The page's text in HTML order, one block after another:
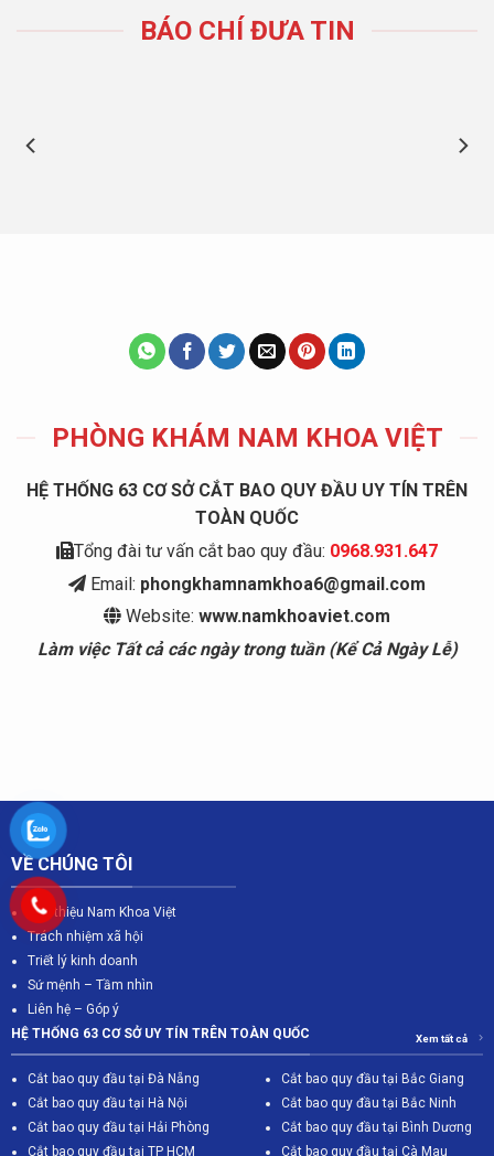
BÁO CHÍ ĐƯA TIN
PHÒNG KHÁM NAM KHOA VIỆT
HỆ THỐNG 63 CƠ SỞ CẮT BAO QUY ĐẦU UY TÍN TRÊN
TOÀN QUỐC
Tổng đài tư vấn cắt bao quy đầu: 0968.931.647
Email: phongkhamnamkhoa6@gmail.com
Website: www.namkhoaviet.com
Làm việc Tất cả các ngày trong tuần (Kể Cả Ngày Lễ)
VỀ CHÚNG TÔI
Giới thiệu Nam Khoa Việt
Trách nhiệm xã hội
Triết lý kinh doanh
Sứ mệnh – Tầm nhìn
Liên hệ – Góp ý
HỆ THỐNG 63 CƠ SỞ UY TÍN TRÊN TOÀN QUỐC
Xem tất cả
Cắt bao quy đầu tại Đà Nẵng
Cắt bao quy đầu tại Hà Nội
Cắt bao quy đầu tại Hải Phòng
Cắt bao quy đầu tại TP HCM
Cắt bao quy đầu tại Bắc Giang
Cắt bao quy đầu tại Bắc Ninh
Cắt bao quy đầu tại Bình Dương
Cắt bao quy đầu tại Cà Mau